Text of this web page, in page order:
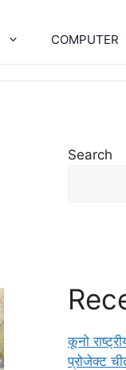
COMPUTER
Search
कूनो
प्रोजेक्ट